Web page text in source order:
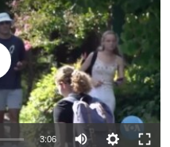
available
3:06